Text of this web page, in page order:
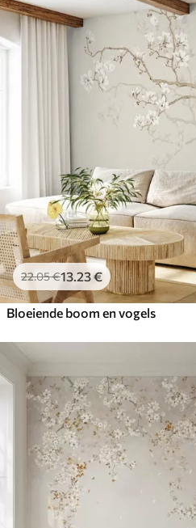
22.05€13 .23€
Bloeiende boom en vogels